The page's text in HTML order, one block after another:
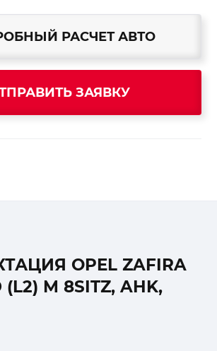
РАСЧЕТ АВТО
ОТПРАВИТЬ ЗАЯВКУ
OPEL ZAFIRA
(L2) M 8SITZ, AHK,